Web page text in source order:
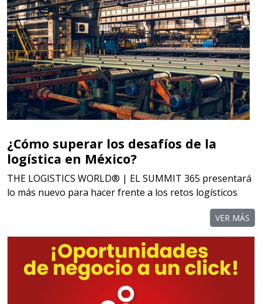
¿Cómo superar los desafíos de la
logística en México?
THE LOGISTICS WORLD® | EL SUMMIT 365 presentará
lo más nuevo para hacer frente a los retos logísticos
VER MÁS